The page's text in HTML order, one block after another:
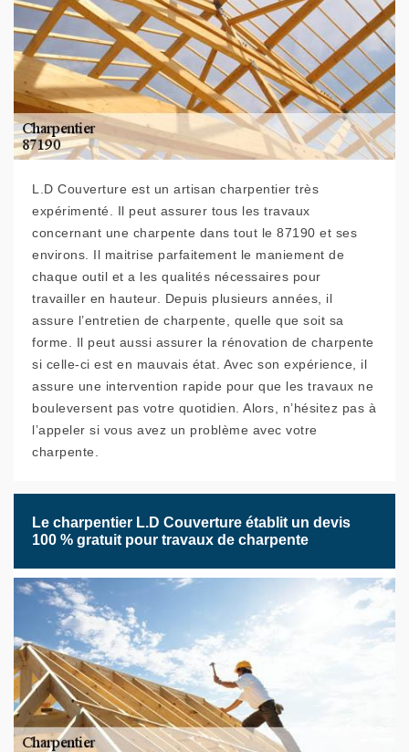
L.D Couverture est un artisan charpentier très
expérimenté. Il peut assurer tous les travaux
concernant une charpente dans tout le 87190 et ses
environs. Il maitrise parfaitement le maniement de
chaque outil et a les qualités nécessaires pour
travailler en hauteur. Depuis plusieurs années, il
assure l’entretien de charpente, quelle que soit sa
forme. Il peut aussi assurer la rénovation de charpente
si celle-ci est en mauvais état. Avec son expérience, il
assure une intervention rapide pour que les travaux ne
bouleversent pas votre quotidien. Alors, n’hésitez pas à
l’appeler si vous avez un problème avec votre
charpente.
Le charpentier L.D Couverture établit un devis
100 % gratuit pour travaux de charpente